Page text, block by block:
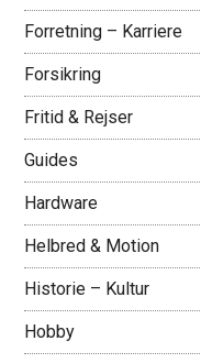
Forretning – Karriere
Forsikring
Fritid & Rejser
Guides
Hardware
Helbred & Motion
Historie – Kultur
Hobby